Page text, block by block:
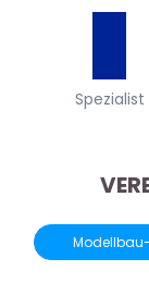
Spezialist